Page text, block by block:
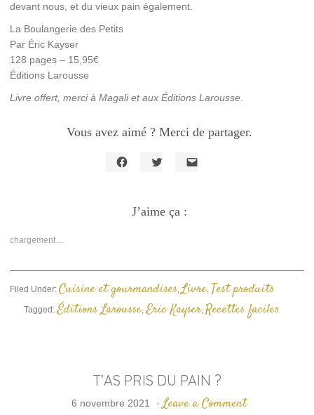
devant nous, et du vieux pain également.
La Boulangerie des Petits
Par Éric Kayser
128 pages – 15,95€
Éditions Larousse
Livre offert, merci à Magali et aux Éditions Larousse
Vous avez aimé ? Merci de partager.
Facebook(ouvre
dans
Twitter(ouvre
dans
dans
une
nouvelle
fenêtre)
J’aime ça :
chargement…
Filed Under:Cuisine et gourmandises,Livre, Test produits
Tagged:Éditions Larousse,Eric Kayser,Recettes faciles
T’AS PRIS DU PAIN ?
6 novembre 2021 · Leave a Comment